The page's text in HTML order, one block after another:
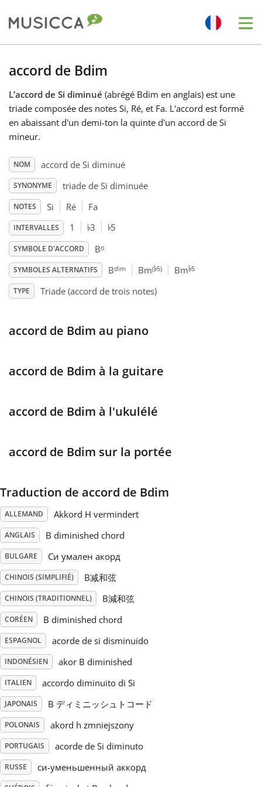
Български
English
Español
Português
Svenska
Tiếng Việt
Türkçe
简体中文
繁體中文
accord de Bdim
L’accord de Si diminué (abrégé Bdim en anglais) est une
triade composée des notes Si, Ré, et Fa. L'accord est formé
en abaissant d'un demi-ton la quinte d'un accord de Si
mineur.
NOM accord de Si diminué
SYNONYME triade de Si diminuée
NOTES Si Ré Fa
INTERVALLES 1 ♭3 ♭5
SYMBOLE D'ACCORD Bo
SYMBOLES ALTERNATIFS Bdim Bm(♭5) Bm♭5
TYPE Triade (accord de trois notes)
accord de Bdim au piano
accord de Bdim à la guitare
accord de Bdim à l'ukulélé
accord de Bdim sur la portée
Traduction de accord de Bdim
ALLEMAND Akkord H vermindert
ANGLAIS B diminished chord
BULGARE Си умален акорд
CHINOIS (SIMPLIFIÉ) B减和弦
CHINOIS (TRADITIONNEL) B減和弦
CORÉEN B diminished chord
ESPAGNOL acorde de si disminuido
INDONÉSIEN akor B diminished
ITALIEN accordo diminuito di Si
JAPONAIS B ディミニッシュトコード
POLONAIS akord h zmniejszony
PORTUGAIS acorde de Si diminuto
RUSSE си-уменьшенный аккорд